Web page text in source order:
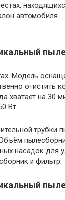
автомобиля.
Модель
очистить
хватает на 30
Вт.
трубки
насадок для
и фильтр.